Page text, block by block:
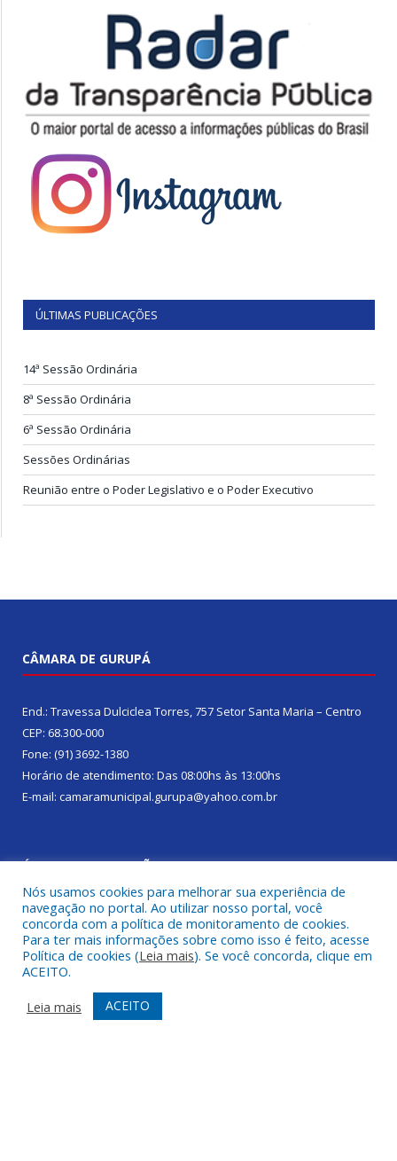
ÚLTIMAS PUBLICAÇÕES
14ª Sessão Ordinária
8ª Sessão Ordinária
6ª Sessão Ordinária
Sessões Ordinárias
Reunião entre o Poder Legislativo e o Poder Executivo
CÂMARA DE GURUPÁ
End.: Travessa Dulciclea Torres, 757 Setor Santa Maria – Centro
CEP: 68.300-000
Fone: (91) 3692-1380
Horário de atendimento: Das 08:00hs às 13:00hs
E-mail: camaramunicipal.gurupa@yahoo.com.br
ÚLTIMAS PUBLICAÇÕES
14ª Sessão Ordinária 15 de maio de 2026
8ª Sessão Ordinária 7 de abril de 2026
Nós usamos cookies para melhorar sua experiência de
navegação no portal. Ao utilizar nosso portal, você
concorda com a política de monitoramento de cookies.
Para ter mais informações sobre como isso é feito, acesse
Política de cookies (Leia mais). Se você concorda, clique em
ACEITO.
Leia mais
ACEITO